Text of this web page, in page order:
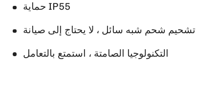
حماية IP55
تشحيم شحم شبه سائل ، لا يحتاج إلى صيانة
التكنولوجيا الصامتة ، استمتع بالتعامل